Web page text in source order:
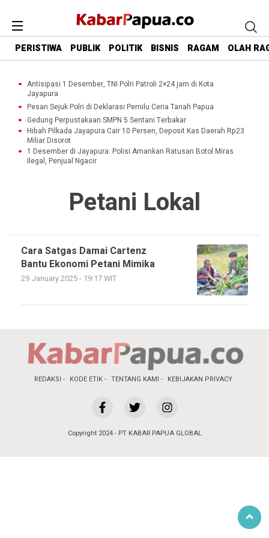
PERISTIWA PUBLIK POLITIK BISNIS RAGAM OLAH
Antisipasi 1 Desember, TNI Polri Patroli 2×24 jam di Kota
Jayapura
Pesan Sejuk Polri di Deklarasi Pemilu Ceria Tanah Papua
Gedung Perpustakaan SMPN 5 Sentani Terbakar
Hibah Pilkada Jayapura Cair 10 Persen, Deposit Kas Daerah Rp23
Miliar Disorot
1 Desember di Jayapura: Polisi Amankan Ratusan Botol Miras
Ilegal, Penjual Ngacir
Petani Lokal
Cara Satgas Damai Cartenz
Bantu Ekonomi Petani Mimika
29 January 2025 - 19:17 WIT
REDAKSI KODE ETIK TENTANG KAMI KEBIJAKAN PRIVACY
Copyright 2024 - PT KABAR PAPUA GLOBAL